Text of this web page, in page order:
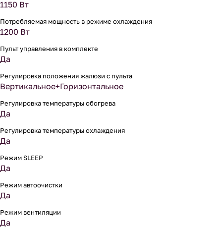
1150 Вт
Потребляемая мощность в режиме охлаждения
1200 Вт
Пульт управления в комплекте
Да
Регулировка положения жалюзи с пульта
Вертикальное+Горизонтальное
Регулировка температуры обогрева
Да
Регулировка температуры охлаждения
Да
Режим SLEEP
Да
Режим автоочистки
Да
Режим вентиляции
Да